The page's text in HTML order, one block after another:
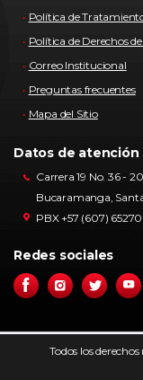
Política de
Política de Derechos
Correo Institucional
Preguntas frecuentes
Mapa del Sitio
Datos de atención
Carrera 19 No. 36 -
Bucaramanga,
PBX +57 (607)
Redes sociales
Todos los